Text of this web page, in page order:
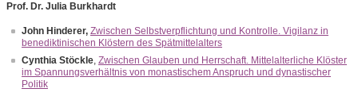
Prof. Dr. Julia Burkhardt
John Hinderer, Zwischen Selbstverpflichtung und Kontrolle. Vigilanz in
benediktinischen Klöstern des Spätmittelalters
Cynthia Stöckle, Zwischen Glauben und Herrschaft. Mittelalterliche Klöster
im Spannungsverhältnis von monastischem Anspruch und dynastischer
Politik